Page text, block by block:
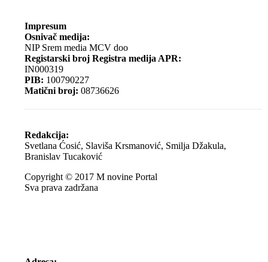
Impresum
Osnivač medija:
NIP Srem media MCV doo
Registarski broj Registra medija APR:
IN000319
PIB: 100790227
Matični broj: 08736626
Redakcija:
Svetlana Ćosić, Slaviša Krsmanović, Smilja Džakula,
Branislav Tucaković
Copyright © 2017 M novine Portal
Sva prava zadržana